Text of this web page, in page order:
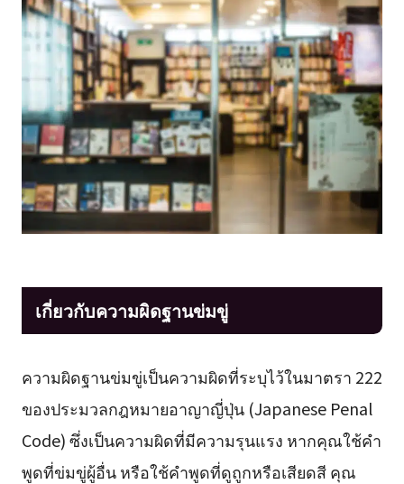
เกี่ยวกับความผิดฐานข่มขู่
ความผิดฐานข่มขู่เป็นความผิดที่ระบุไว้ในมาตรา 222
ของประมวลกฎหมายอาญาญี่ปุ่น (Japanese Penal
Code) ซึ่งเป็นความผิดที่มีความรุนแรง หากคุณใช้คำ
พูดที่ข่มขู่ผู้อื่น หรือใช้คำพูดที่ดูถูกหรือเสียดสี คุณ